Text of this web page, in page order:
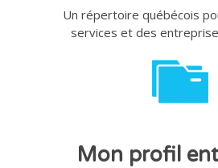
Un répertoire québécois
services et des
Mon profil